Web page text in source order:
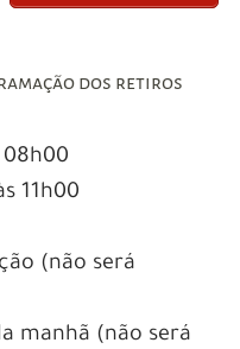
dos retiros
08h00
11h00
(não será
manhã (não será